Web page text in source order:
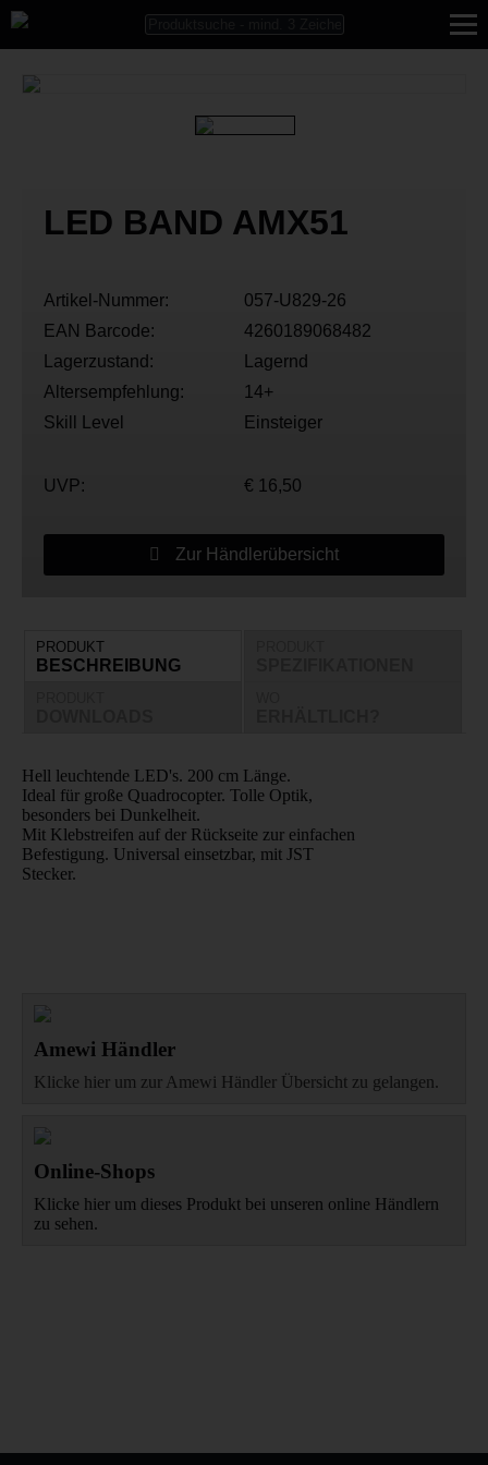
LED BAND AMX51
Artikel-Nummer:
057-U829-26
EAN Barcode:
4260189068482
Lagerzustand:
Lagernd
Altersempfehlung:
14+
Skill Level
Einsteiger
UVP: € 16,50
Zur Händlerübersicht
PRODUKT
BESCHREIBUNG
Hell leuchtende LED's. 200 cm Länge.
Ideal für große Quadrocopter. Tolle Optik,
besonders bei Dunkelheit.
Mit Klebstreifen auf der Rückseite zur einfachen
Befestigung. Universal einsetzbar, mit JST
Stecker.
Amewi Händler
Klicke hier um zur Amewi Händler Übersicht zu gelangen.
Online-Shops
Klicke hier um dieses Produkt bei unseren online Händlern
zu sehen.